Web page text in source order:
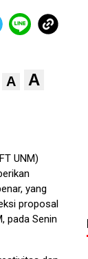
A A
UNM)
yang
proposal
pada Senin